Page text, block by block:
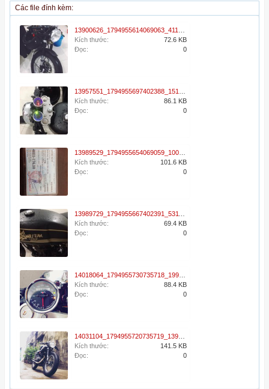
Các file đính kèm:
Kích thước:
72.6 KB
Đọc:
0
Kích thước:
86.1 KB
Đọc:
0
Kích thước:
101.6 KB
Đọc:
0
Kích thước:
69.4 KB
Đọc:
0
Kích thước:
88.4 KB
Đọc:
0
Kích thước:
141.5 KB
Đọc:
0